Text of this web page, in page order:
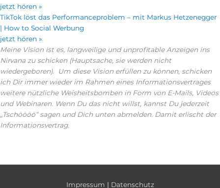
jetzt hören »
TikTok löst das Performanceproblem – mit Markus Hetzenegger
| How to Social Werbung
jetzt hören »
Meine Vision ist es, langweilige und unprofitable Anzeigen ins
Nirvana zu schicken (Hauptsache, sie werden nicht
wiedergeboren). Um diese Vision erfüllen zu können, schicken
ich Dir immer wieder im Rahmen eines Informationsvertrages
weitere nützliche Weisheitsbomben in Form von E-Mails, Videos
und Webinaren. Wenn Du das nicht willst, kannst Du jederzeit
„Tschöööö“ sagen und Dich unten abmelden. Damit erlischt der
Informationsvertrag.
Impressum | Datenschutz